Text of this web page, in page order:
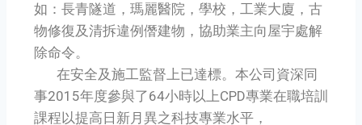
如：長青隧道，瑪麗醫院，學校，工業大廈，古
物修復及清拆違例僭建物，協助業主向屋宇處解
除命令。
在安全及施工監督上已達標。本公司資深同
事2015年度參與了64小時以上CPD專業在職培訓
課程以提高日新月異之科技專業水平，